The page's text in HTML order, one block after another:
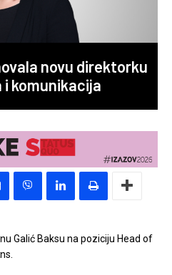
novu direktorku
komunikacija
Galić Baksu na poziciju Head of